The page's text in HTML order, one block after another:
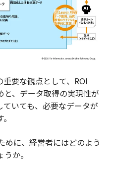
要な観点として、ROI
と、データ取得の実現性が
いても、必要なデータが
めに、経営者にはどのよう
か。